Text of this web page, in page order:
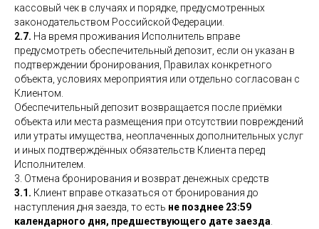
кассовый чек в случаях и порядке, предусмотренных
законодательством Российской Федерации.
2.7. На время проживания Исполнитель вправе
предусмотреть обеспечительный депозит, если он указан в
подтверждении бронирования, Правилах конкретного
объекта, условиях мероприятия или отдельно согласован с
Клиентом.
Обеспечительный депозит возвращается после приёмки
объекта или места размещения при отсутствии повреждений
или утраты имущества, неоплаченных дополнительных услуг
и иных подтверждённых обязательств Клиента перед
Исполнителем.
3. Отмена бронирования и возврат денежных средств
3.1. Клиент вправе отказаться от бронирования до
наступления дня заезда, то есть не позднее 23:59
календарного дня, предшествующего дате заезда